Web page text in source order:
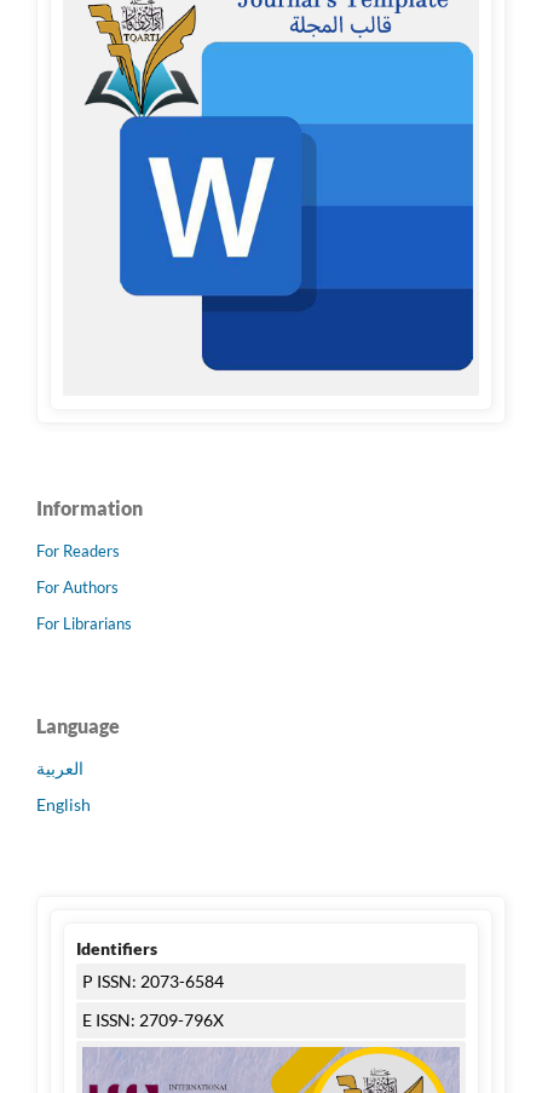
Information
For Readers
For Authors
For Librarians
Language
العربية
English
Identifiers
P ISSN: 2073-6584
E ISSN: 2709-796X